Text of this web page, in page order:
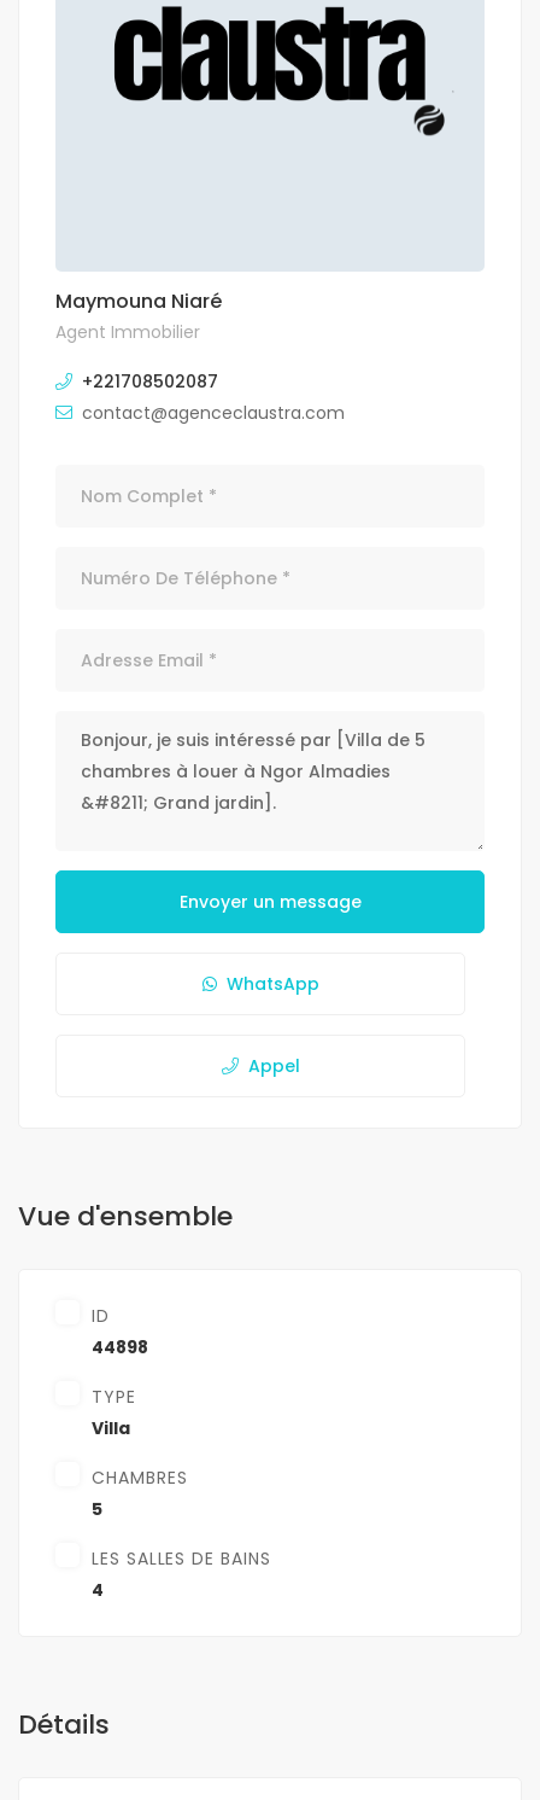
Maymouna Niaré
Agent Immobilier
+221708502087
contact@agenceclaustra.com
Envoyer un message
WhatsApp
Appel
Vue d'ensemble
ID
44898
TYPE
Villa
CHAMBRES
5
LES SALLES DE BAINS
4
Détails